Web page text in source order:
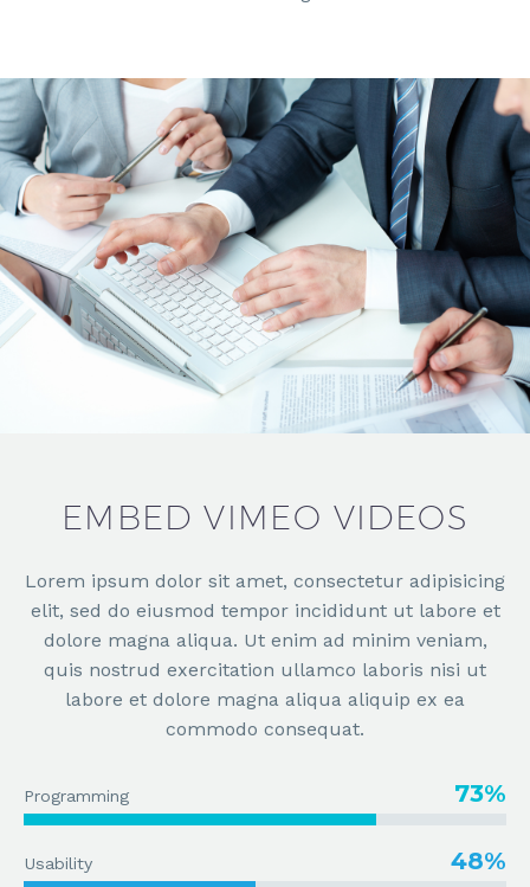
EMBED VIMEO VIDEOS
Lorem ipsum dolor sit amet, consectetur adipisicing
elit, sed do eiusmod tempor incididunt ut labore et
dolore magna aliqua. Ut enim ad minim veniam,
quis nostrud exercitation ullamco laboris nisi ut
labore et dolore magna aliqua aliquip ex ea
commodo consequat.
Programming 73%
Usability 48%